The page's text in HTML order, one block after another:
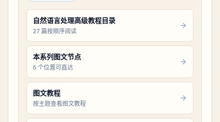
自然语言处理高级教程目录
27 篇按顺序阅读
本系列图文节点
6 个位置可直达
图文教程
按主题查看图文教程